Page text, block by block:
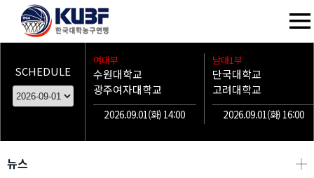
SCHEDULE
여대부
수원대학교
광주여자대학교
2026.09.01(화) 14:00
남대1부
단국대학교
고려대학교
2026.09.01(화) 16:00
뉴스 ┼